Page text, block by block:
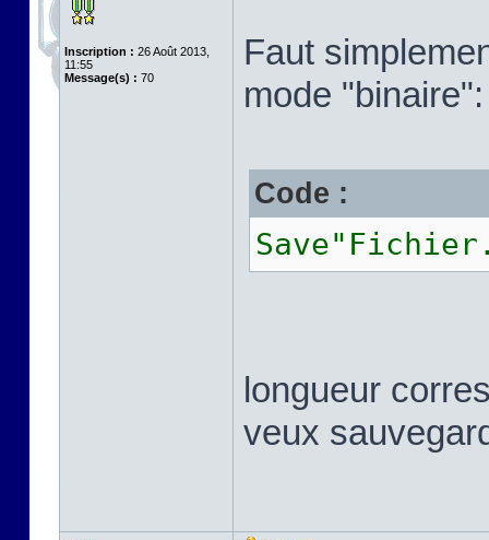
Inscription : 26 Août 2013,
11:55
Message(s) : 70
Faut
mode "binaire":
Code :
longueur
veux